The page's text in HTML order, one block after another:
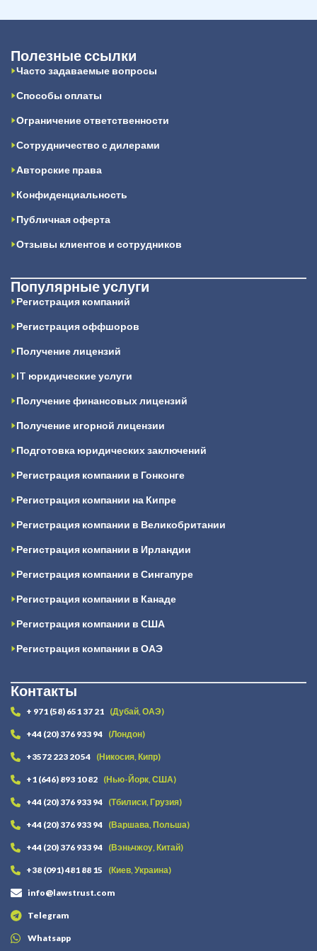
Полезные ссылки
Часто задаваемые вопросы
Способы оплаты
Ограничение ответственности
Сотрудничество с дилерами
Авторские права
Конфиденциальность
Публичная оферта
Отзывы клиентов и сотрудников
Популярные услуги
Регистрация компаний
Регистрация оффшоров
Получение лицензий
IT юридические услуги
Получение финансовых лицензий
Получение игорной лицензии
Подготовка юридических заключений
Регистрация компании в Гонконге
Регистрация компании на Кипре
Регистрация компании в Великобритании
Регистрация компании в Ирландии
Регистрация компании в Сингапуре
Регистрация компании в Канаде
Регистрация компании в США
Регистрация компании в ОАЭ
Контакты
+ 971 (58) 651 37 21 (Дубай, ОАЭ)
+44 (20) 376 933 94 (Лондон)
+3572 223 20 54 (Никосия, Кипр)
+1 (646) 893 10 82 (Нью-Йорк, США)
+44 (20) 376 933 94 (Тбилиси, Грузия)
+44 (20) 376 933 94 (Варшава, Польша)
+44 (20) 376 933 94 (Вэньчжоу, Китай)
+38 (091) 481 88 15 (Киев, Украина)
info@lawstrust.com
Telegram
Whatsapp